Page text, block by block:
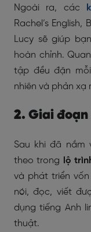
Ngoài ra, các
Rachel’s English,
Lucy sẽ giúp
hoàn chỉnh.
tập đều đặn
nhiên và phản xạ
2. Giai
Sau khi đã nắm
theo trong
lộ
và phát triển
nói, đọc, viết
dụng tiếng Anh
thuật.